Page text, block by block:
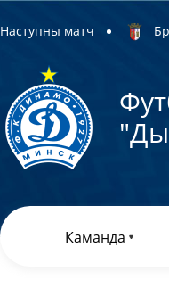
Наступны матч
Каманда